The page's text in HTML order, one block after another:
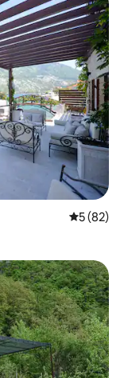
aimés
Note
5 (82)
aimés